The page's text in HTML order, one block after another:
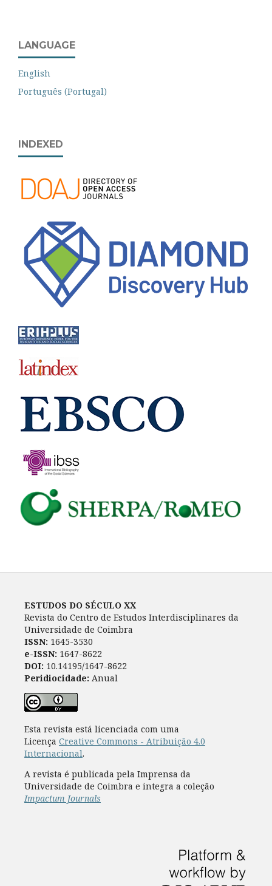
LANGUAGE
English
Português (Portugal)
INDEXED
ESTUDOS DO SÉCULO XX
Revista do Centro de Estudos Interdisciplinares da
Universidade de Coimbra
ISSN: 1645-3530
e-ISSN: 1647-8622
DOI: 10.14195/1647-8622
Peridiocidade: Anual
Esta revista está licenciada com uma
Licença Creative Commons - Atribuição 4.0
Internacional.
A revista é publicada pela Imprensa da
Universidade de Coimbra e integra a coleção
Impactum Journals